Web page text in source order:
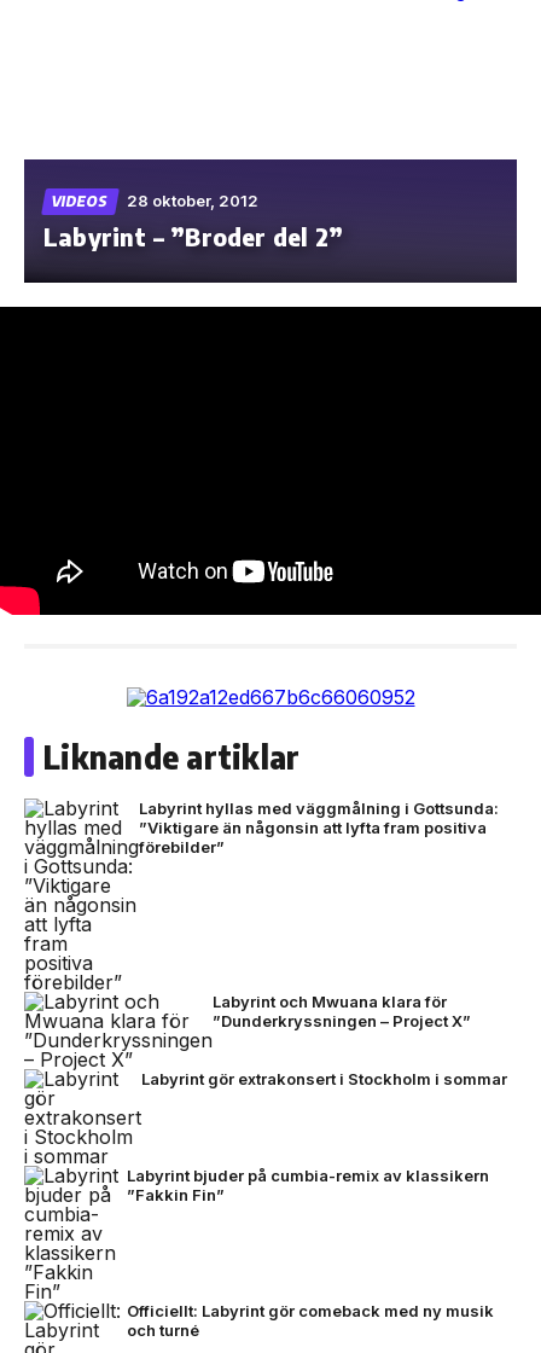
content
VIDEOS 28 oktober, 2012
Labyrint – ”Broder del 2”
Liknande artiklar
Labyrint hyllas med väggmålning i Gottsunda:
”Viktigare än någonsin att lyfta fram positiva
förebilder”
Labyrint och Mwuana klara för
”Dunderkryssningen – Project X”
Labyrint gör extrakonsert i Stockholm i sommar
Labyrint bjuder på cumbia-remix av klassikern
”Fakkin Fin”
Officiellt: Labyrint gör comeback med ny musik
och turné